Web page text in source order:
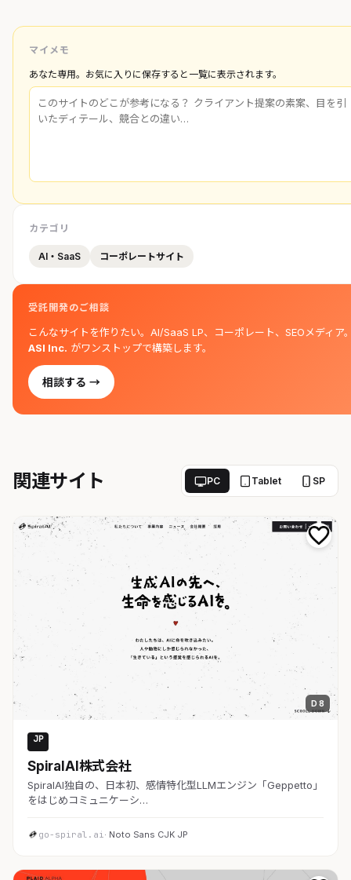
マイメモ
あなた専用。お気に入りに保存すると一覧に表示されます。
カテゴリ
AI・SaaS コーポレートサイト
受託開発のご相談
こんなサイトを作りたい。AI/SaaS LP、コーポレート、SEOメディア
ASI Inc. がワンストップで構築します。
相談する →
関連サイト PC Tablet SP
D 8
JP
SpiralAI株式会社
SpiralAI独自の、日本初、感情特化型LLMエンジン「Geppetto」
をはじめコミュニケーシ…
go-spiral.ai· Noto Sans CJK JP